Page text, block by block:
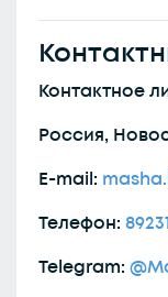
Контактное
Россия,
E-mail:
Телефон:
Telegram: